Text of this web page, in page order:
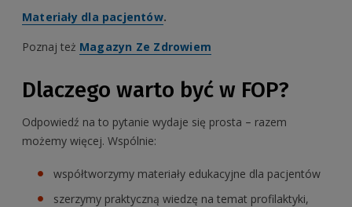
Materiały dla pacjentów.
Poznaj też Magazyn Ze Zdrowiem
Dlaczego warto być w FOP?
Odpowiedź na to pytanie wydaje się prosta – razem
możemy więcej. Wspólnie:
współtworzymy materiały edukacyjne dla pacjentów
szerzymy praktyczną wiedzę na temat profilaktyki,